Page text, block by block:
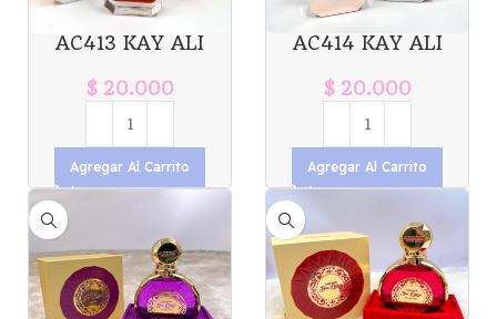
AC413 KAY ALI
100ML X1U. *12
$20.000
Agregar Al Carrito
AC414 KAY ALI
X1U. *12
$20.000
Agregar Al Carrito